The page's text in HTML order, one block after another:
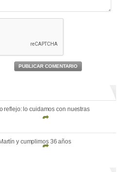
PUBLICAR COMENTARIO
reflejo: lo cuidamos con nuestras
y cumplimos 36 años